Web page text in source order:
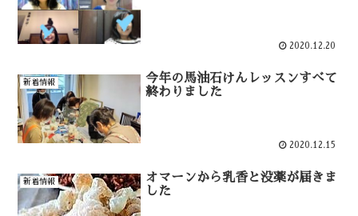
2020.12.20
新着情報
今年の馬油石けんレッスンすべて
終わりました
2020.12.15
新着情報
オマーンから乳香と没薬が届きま
した